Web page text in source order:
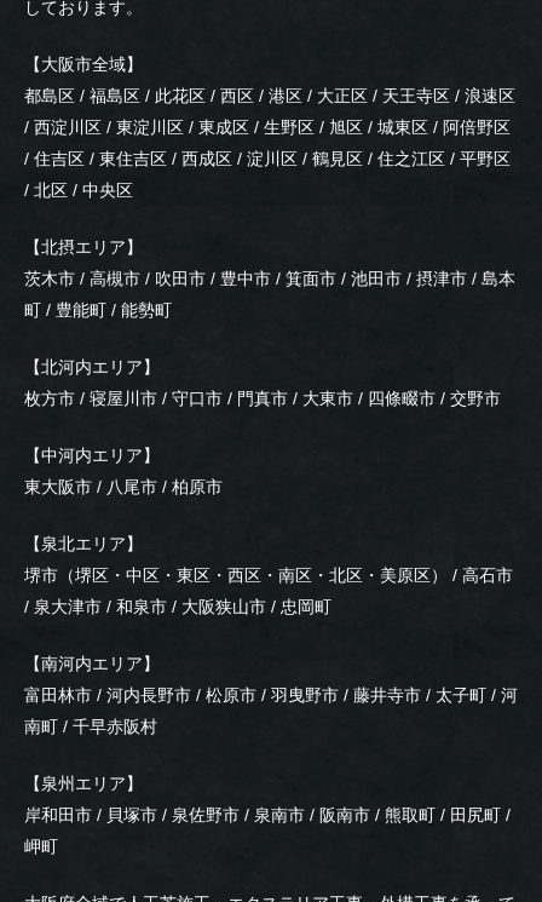
しております。
【大阪市全域】
都島区 / 福島区 / 此花区 / 西区 / 港区 / 大正区 / 天王寺区 / 浪速区
/ 西淀川区 / 東淀川区 / 東成区 / 生野区 / 旭区 / 城東区 / 阿倍野区
/ 住吉区 / 東住吉区 / 西成区 / 淀川区 / 鶴見区 / 住之江区 / 平野区
/ 北区 / 中央区
【北摂エリア】
茨木市 / 高槻市 / 吹田市 / 豊中市 / 箕面市 / 池田市 / 摂津市 / 島本
町 / 豊能町 / 能勢町
【北河内エリア】
枚方市 / 寝屋川市 / 守口市 / 門真市 / 大東市 / 四條畷市 / 交野市
【中河内エリア】
東大阪市 / 八尾市 / 柏原市
【泉北エリア】
堺市（堺区・中区・東区・西区・南区・北区・美原区） / 高石市
/ 泉大津市 / 和泉市 / 大阪狭山市 / 忠岡町
【南河内エリア】
富田林市 / 河内長野市 / 松原市 / 羽曳野市 / 藤井寺市 / 太子町 / 河
南町 / 千早赤阪村
【泉州エリア】
岸和田市 / 貝塚市 / 泉佐野市 / 泉南市 / 阪南市 / 熊取町 / 田尻町 /
岬町